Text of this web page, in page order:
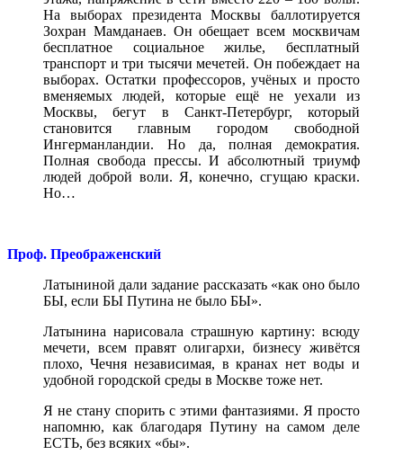
На выборах президента Москвы баллотируется
Зохран Мамданаев. Он обещает всем москвичам
бесплатное социальное жилье, бесплатный
транспорт и три тысячи мечетей. Он побеждает на
выборах. Остатки профессоров, учёных и просто
вменяемых людей, которые ещё не уехали из
Москвы, бегут в Санкт-Петербург, который
становится главным городом свободной
Ингерманландии. Но да, полная демократия.
Полная свобода прессы. И абсолютный триумф
людей доброй воли. Я, конечно, сгущаю краски.
Но…
Проф. Преображенский
Латыниной дали задание рассказать «как оно было
БЫ, если БЫ Путина не было БЫ».
Латынина нарисовала страшную картину: всюду
мечети, всем правят олигархи, бизнесу живётся
плохо, Чечня независимая, в кранах нет воды и
удобной городской среды в Москве тоже нет.
Я не стану спорить с этими фантазиями. Я просто
напомню, как благодаря Путину на самом деле
ЕСТЬ, без всяких «бы».